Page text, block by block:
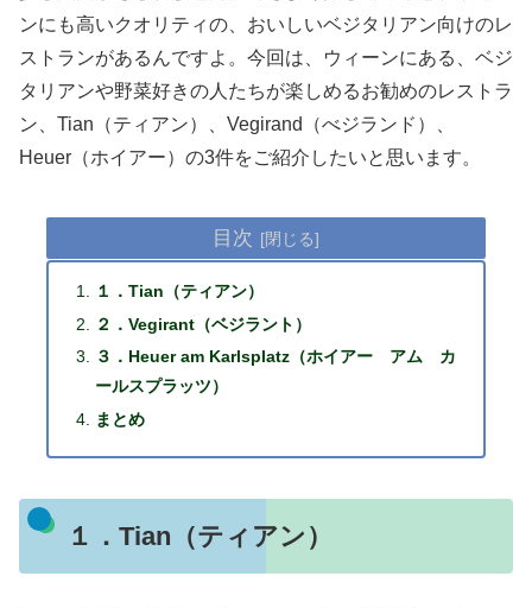
ンにも高いクオリティの、おいしいベジタリアン向けのレ
ストランがあるんですよ。今回は、ウィーンにある、ベジ
タリアンや野菜好きの人たちが楽しめるお勧めのレストラ
ン、Tian（ティアン）、Vegirand（べジランド）、
Heuer（ホイアー）の3件をご紹介したいと思います。
目次
１．Tian（ティアン）
２．Vegirant（ベジラント）
３．Heuer am Karlsplatz（ホイアー アム カ
ールスプラッツ）
まとめ
１．Tian（ティアン）